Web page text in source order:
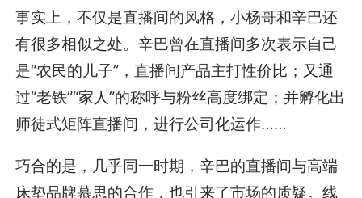
事实上，不仅是直播间的风格，小杨哥和辛巴还
有很多相似之处。辛巴曾在直播间多次表示自己
是“农民的儿子”，直播间产品主打性价比；又通
过“老铁”“家人”的称呼与粉丝高度绑定；并孵化出
师徒式矩阵直播间，进行公司化运作……
巧合的是，几乎同一时期，辛巴的直播间与高端
床垫品牌慕思的合作，也引来了市场的质疑。线